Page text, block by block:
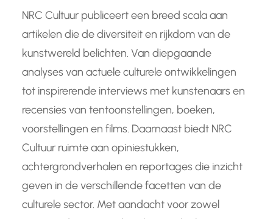
NRC Cultuur publiceert een breed scala aan
artikelen die de diversiteit en rijkdom van de
kunstwereld belichten. Van diepgaande
analyses van actuele culturele ontwikkelingen
tot inspirerende interviews met kunstenaars en
recensies van tentoonstellingen, boeken,
voorstellingen en films. Daarnaast biedt NRC
Cultuur ruimte aan opiniestukken,
achtergrondverhalen en reportages die inzicht
geven in de verschillende facetten van de
culturele sector. Met aandacht voor zowel